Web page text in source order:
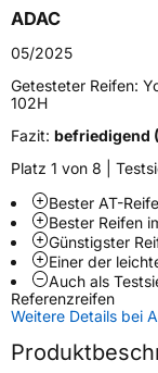
Fahrzeugtyp
Verwendung
Modellname
FahrzeugartPKW
Weitere
SchlauchtypTL
ZustandNeureifen
OffroadJa
ADAC
05/2025
Getesteter Reifen:
102H
Fazit: befriedigend
Platz 1 von 8 |
Bester AT-
Bester Reifen
Günstigster
Einer der
Auch als
Referenzreifen
Weitere Details bei